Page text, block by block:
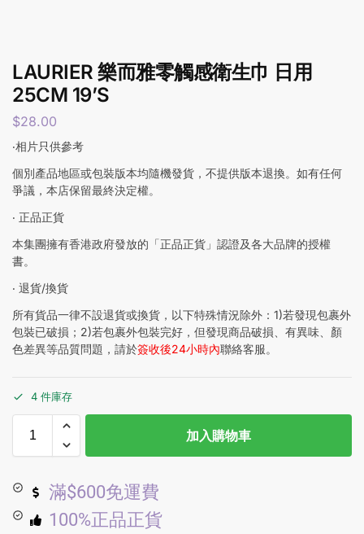
LAURIER 樂而雅零觸感衛生巾 日用
25CM 19’S
$28.00
‧相片只供參考
個別產品地區或包裝版本均隨機發貨，不提供版本退換。如有任何
爭議，本店保留最終決定權。
‧ 正品正貨
本集團擁有香港政府發放的「正品正貨」認證及各大品牌的授權
書。
‧ 退貨/換貨
所有貨品一律不設退貨或換貨，以下特殊情況除外：1)若發現包裹外
包裝已破損；2)若包裹外包裝完好，但發現商品破損、有異味、顏
色差異等品質問題，請於簽收後24小時內聯絡客服。
4 件庫存
加入購物車
滿$600免運費
100%正品正貨